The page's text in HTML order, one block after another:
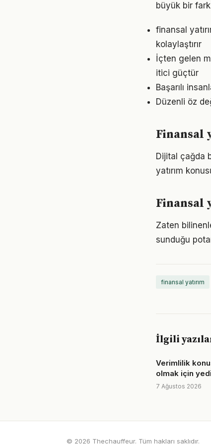
büyük bir
finansal
kolaylaştırır
İçten gelen
itici güçtür
Başarılı
Düzenli öz
Finansal
Dijital çağda
yatırım
Finansal
Zaten
sunduğu
finansal yatırım
İlgili
Verimlilik
olmak için
7 Ağustos 2026
© 2026 Thechauffeur. Tüm hakları saklıdır.